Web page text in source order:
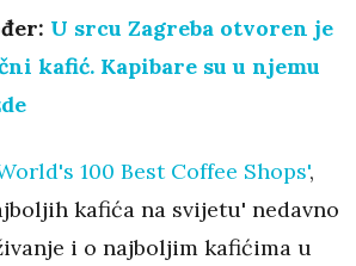
U srcu Zagreba otvoren je
kafić. Kapibare su u njemu
100 Best Coffee Shops',
kafića na svijetu' nedavno
i o najboljim kafićima u